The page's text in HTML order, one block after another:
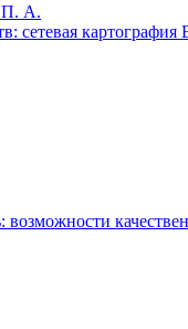
П. А.
сетевая